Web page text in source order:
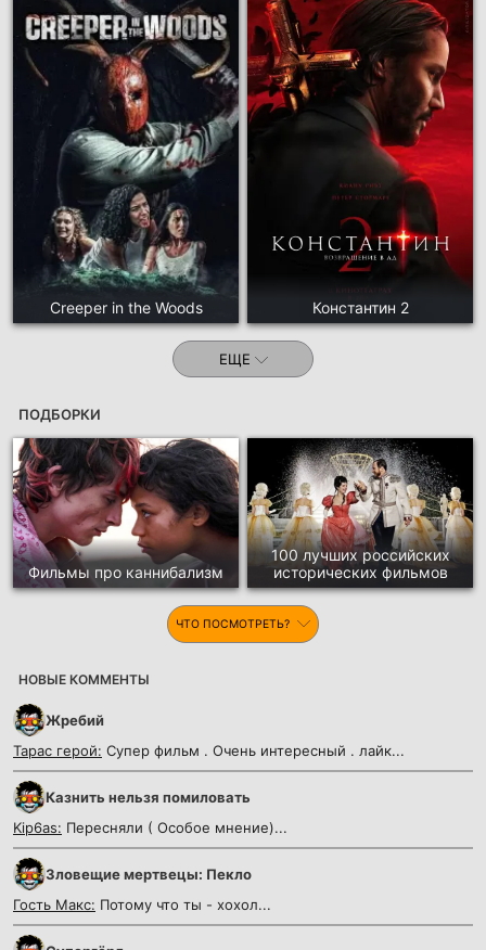
Creeper in the Woods Константин 2
ЕЩЕ
ПОДБОРКИ
Фильмы про каннибализм
100 лучших российских
исторических фильмов
ЧТО ПОСМОТРЕТЬ?
НОВЫЕ КОММЕНТЫ
Жребий
Тарас герой: Супер фильм . Очень интересный . лайк...
Казнить нельзя помиловать
Kip6as: Пересняли ( Особое мнение)...
Зловещие мертвецы: Пекло
Гость Макс: Потому что ты - хохол...